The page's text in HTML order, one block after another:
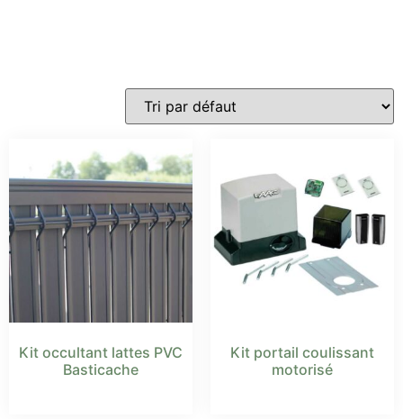
Kit occultant lattes PVC
Basticache
Kit portail coulissant
motorisé